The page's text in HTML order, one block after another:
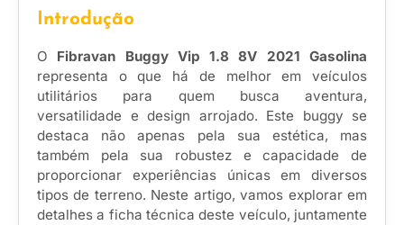
Introdução
O Fibravan Buggy Vip 1.8 8V 2021 Gasolina
representa o que há de melhor em veículos
utilitários para quem busca aventura,
versatilidade e design arrojado. Este buggy se
destaca não apenas pela sua estética, mas
também pela sua robustez e capacidade de
proporcionar experiências únicas em diversos
tipos de terreno. Neste artigo, vamos explorar em
detalhes a ficha técnica deste veículo, juntamente